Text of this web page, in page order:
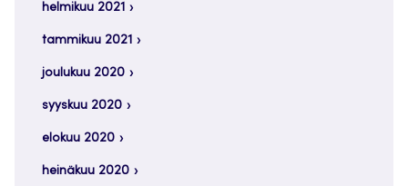
helmikuu 2021
tammikuu 2021
joulukuu 2020
syyskuu 2020
elokuu 2020
heinäkuu 2020